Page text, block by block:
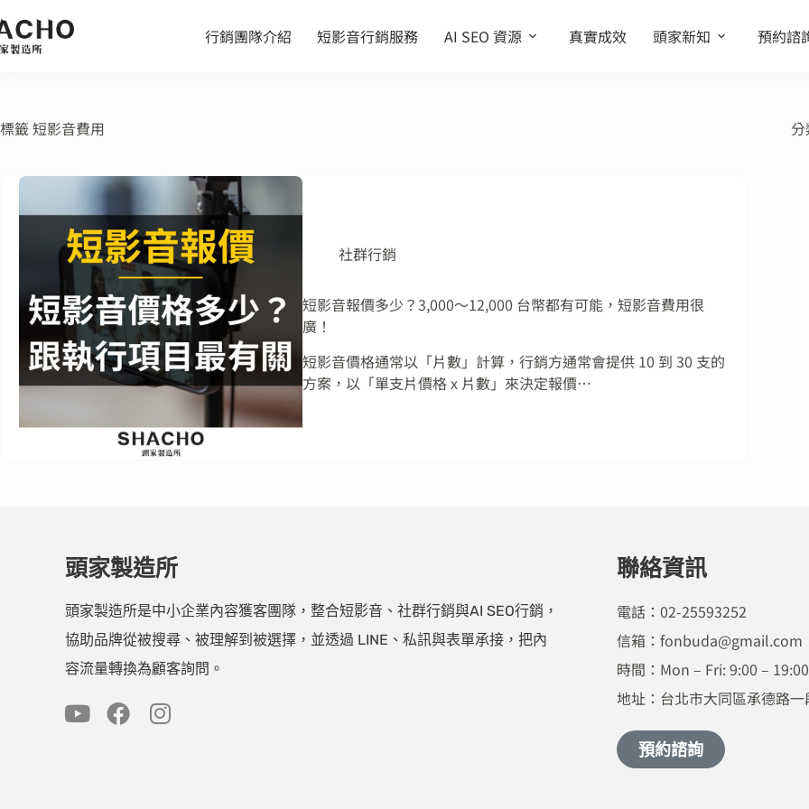
行銷團隊介紹 短影音行銷服務 AI SEO 資源 真實成效 頭家新知 預約諮
標籤短影音費用
社群行銷
短影音報價多少？3,000～12,000 台幣都有可能，短影音費用很
廣！
短影音價格通常以「片數」計算，行銷方通常會提供 10 到 30 支的
方案，以「單支片價格 x 片數」來決定報價…
頭家製造所
頭家製造所是中小企業內容獲客團隊，整合短影音、社群行銷與AI SEO行銷，
協助品牌從被搜尋、被理解到被選擇，並透過 LINE、私訊與表單承接，把內
容流量轉換為顧客詢問。
聯絡資訊
電話：02-25593252
信箱：fonbuda@gmail.com
時間：Mon – Fri: 9:00 – 19:00
地址：台北市大同區承德路
預約諮詢